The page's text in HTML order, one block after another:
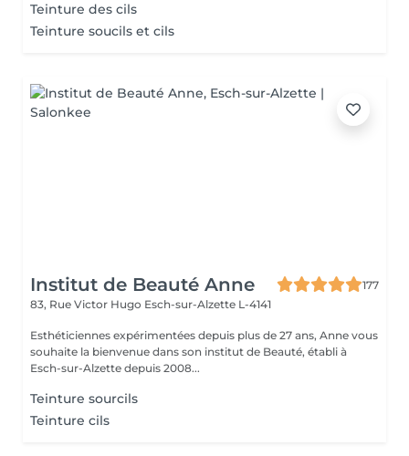
Teinture des cils
Teinture soucils et cils
Institut de Beauté Anne
177
83, Rue Victor Hugo Esch-sur-Alzette L-4141
Esthéticiennes expérimentées depuis plus de 27 ans, Anne vous
souhaite la bienvenue dans son institut de Beauté, établi à
Esch-sur-Alzette depuis 2008...
Teinture sourcils
Teinture cils